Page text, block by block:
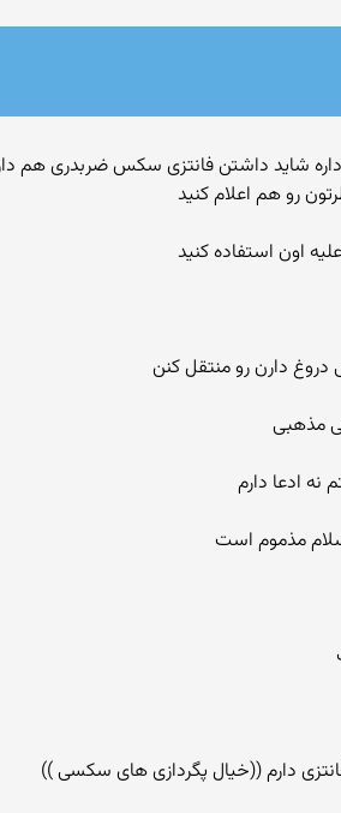
رو هم اعلام کنید
اون استفاده کنید
دارن رو منتقل کنن
مذهبی
ادعا دارم
مذموم است
دارم ((خیال پگردازی های سکسی ))